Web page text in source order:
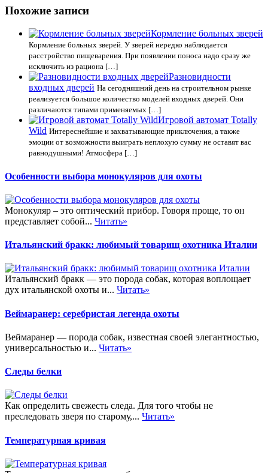
Похожие записи
Кормление больных зверей
Кормление больных зверей. У зверей нередко наблюдается
расстройство пищеварения. При появлении поноса надо сразу же
исключить из рациона […]
Разновидности
входных дверей На сегодняшний день на строительном рынке
реализуется большое количество моделей входных дверей. Они
различаются типами применяемых […]
Игровой автомат Totally
Wild Интереснейшие и захватывающие приключения, а также
эмоции от возможности выиграть неплохую сумму не оставят вас
равнодушными! Атмосфера […]
Особенности выбора монокуляров для охоты
Монокуляр – это оптический прибор. Говоря проще, то он
представляет собой... Читать»
Итальянский бракк: любимый товарищ охотника Италии
Итальянский бракк — это порода собак, которая воплощает
дух итальянской охоты и... Читать»
Веймаранер: серебристая легенда охоты
Веймаранер — порода собак, известная своей элегантностью,
универсальностью и... Читать»
Следы белки
Как определить свежесть следа. Для того чтобы не
преследовать зверя по старому,... Читать»
Температурная кривая